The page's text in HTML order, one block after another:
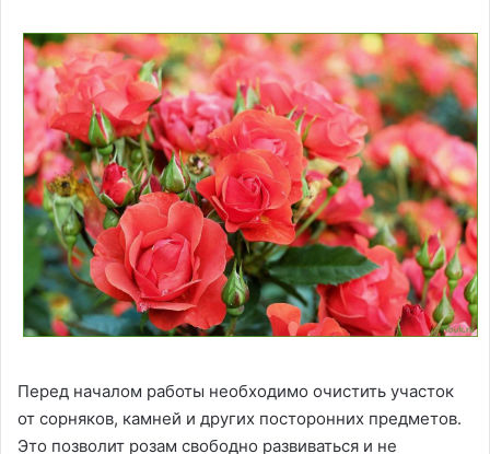
Перед началом работы необходимо очистить участок
от сорняков, камней и других посторонних предметов.
Это позволит розам свободно развиваться и не